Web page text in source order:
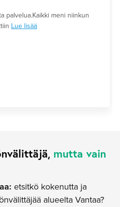
palvelua.Kaikki meni niinkun
Lue lisää
mutta vain
etsitkö kokenutta ja
alueelta Vantaa?